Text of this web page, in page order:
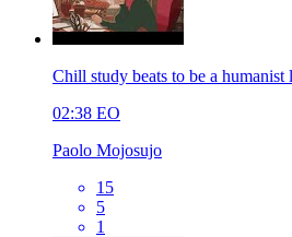
Chill study beats to be a humanist
02:38 EO
Paolo Mojosujo
15
5
1